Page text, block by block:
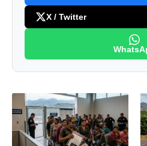
X / Twitter